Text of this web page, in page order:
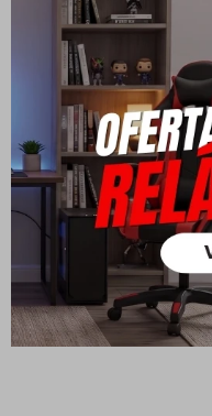
mayores a $ 30.000 |
Cambios y
Todas las compras
su cambio.
Ver mas
Medios de pago